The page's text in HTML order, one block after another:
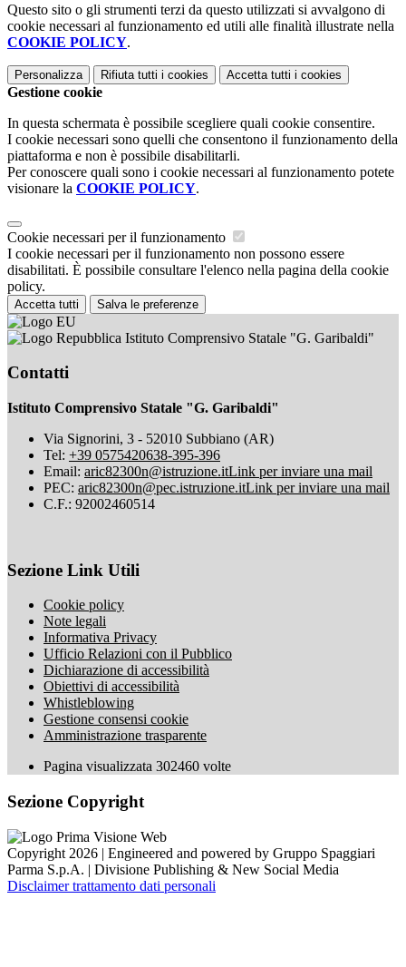
Questo sito o gli strumenti terzi da questo utilizzati si avvalgono di
cookie necessari al funzionamento ed utili alle finalità illustrate nella
COOKIE POLICY.
Personalizza Rifiuta tutti i cookies Accetta tutti i cookies
Gestione cookie
In questa schermata è possibile scegliere quali cookie consentire.
I cookie necessari sono quelli che consentono il funzionamento della
piattaforma e non è possibile disabilitarli.
Per conoscere quali sono i cookie necessari al funzionamento potete
visionare la COOKIE POLICY.
Cookie necessari per il funzionamento
I cookie necessari per il funzionamento non possono essere
disabilitati. È possibile consultare l'elenco nella pagina della cookie
policy.
Accetta tutti Salva le preferenze
Istituto Comprensivo Statale "G. Garibaldi"
Contatti
Istituto Comprensivo Statale "G. Garibaldi"
Via Signorini, 3 - 52010 Subbiano (AR)
Tel: +39 0575420638-395-396
Email: aric82300n@istruzione.itLink per inviare una mail
PEC: aric82300n@pec.istruzione.itLink per inviare una mail
C.F.: 92002460514
Sezione Link Utili
Cookie policy
Note legali
Informativa Privacy
Ufficio Relazioni con il Pubblico
Dichiarazione di accessibilità
Obiettivi di accessibilità
Whistleblowing
Gestione consensi cookie
Amministrazione trasparente
Pagina visualizzata 302460 volte
Sezione Copyright
Copyright 2026 | Engineered and powered by Gruppo Spaggiari
Parma S.p.A. | Divisione Publishing & New Social Media
Disclaimer trattamento dati personali